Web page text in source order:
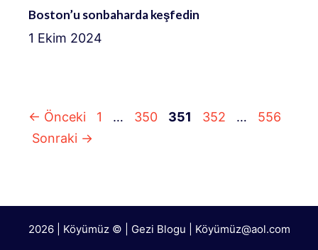
Boston’u sonbaharda keşfedin
1 Ekim 2024
← Önceki Sayfa
1 … Sayfa
350 Sayfa
351 Sayfa
352 … Sayfa
556
Sonraki →
2026 | Köyümüz © | Gezi Blogu | Köyümüz@aol.com